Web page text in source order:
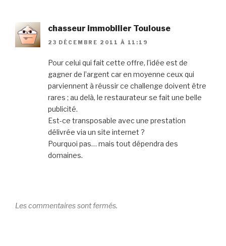
chasseur immobilier Toulouse
23 DÉCEMBRE 2011 À 11:19
Pour celui qui fait cette offre, l’idée est de
gagner de l’argent car en moyenne ceux qui
parviennent à réussir ce challenge doivent être
rares ; au delà, le restaurateur se fait une belle
publicité.
Est-ce transposable avec une prestation
délivrée via un site internet ?
Pourquoi pas… mais tout dépendra des
domaines.
Les commentaires sont fermés.